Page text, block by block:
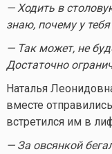
— Ходить в
знаю, почему у
— Так может, не
Достаточно
Наталья
вместе
встретился им в
— За овсянкой